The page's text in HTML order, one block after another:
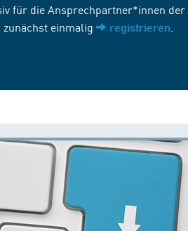
für die Ansprechpartner*innen
einmalig
registrieren